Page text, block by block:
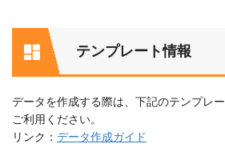
テンプレート情報
データを作成する際は、下記のテンプレ
ご利用ください。
リンク： データ作成ガイド